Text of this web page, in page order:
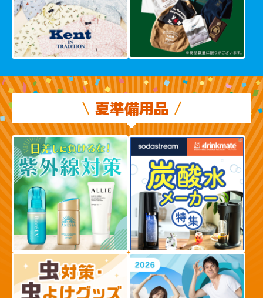
夏準備用品